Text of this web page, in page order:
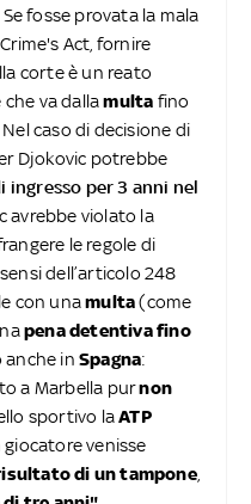
. Se fosse provata la mala
Act, fornire
corte è un reato
va dallamulta fino
Nel caso di decisione di
Djokovic potrebbe
ingresso per 3 anni nel
avrebbe violato la
le regole di
dell’articolo 248
con unamulta(come
pena detentiva fino
anche in Spagna:
a Marbella purnon
sportivo laATP
venisse
di un tampone,